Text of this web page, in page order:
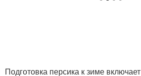
Подготовка персика к зиме